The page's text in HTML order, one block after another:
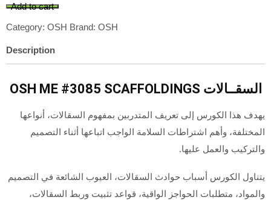
Add to cart
Category: OSH Brand: OSH
Description
OSH ME #3085 SCAFFOLDINGS السقــالات
يهدف هذا الكورس إلى تعريف المتدربين بمفهوم السقالات، أنواعها
المختلفة، وأهم اشتراطات السلامة الواجب اتباعها أثناء التصميم
والتركيب والعمل عليها.
يتناول الكورس أسباب حوادث السقالات، العيوب الشائعة في التصميم
والمواد، متطلبات الحواجز الواقية، قواعد تثبيت وربط السقالات،